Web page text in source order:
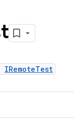
IRemoteTest